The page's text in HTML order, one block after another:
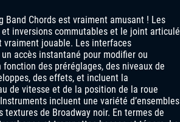
Band Chords est vraiment amusant ! Les
inversions commutables et le joint articulé
vraiment jouable. Les interfaces
accès instantané pour modifier ou
des préréglages, des niveaux de
des effets, et incluent la
de vitesse et de la position de la roue
incluent une variété d’ensembles
textures de Broadway noir. En termes de